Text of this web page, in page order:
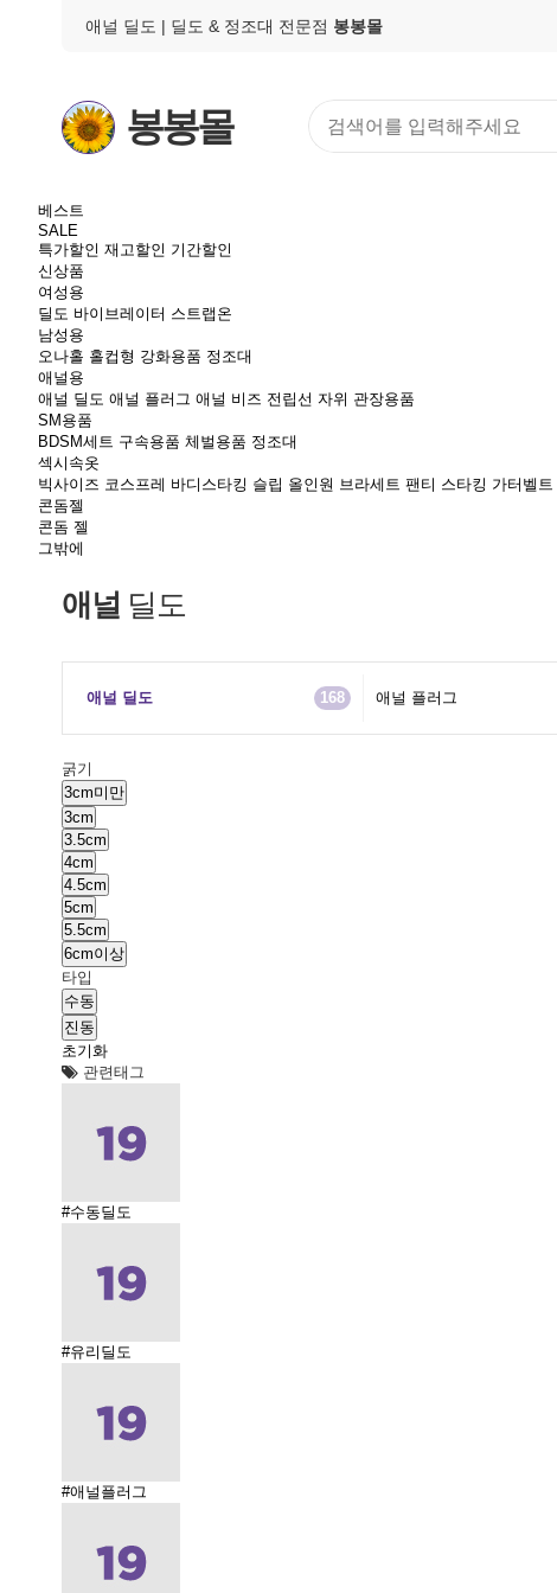
애널 딜도 | 딜도 & 정조대 전문점 봉봉몰
봉봉몰
베스트
SALE
특가할인 재고할인 기간할인
신상품
여성용
딜도 바이브레이터 스트랩온
남성용
오나홀 홀컵형 강화용품 정조대
애널용
애널 딜도 애널 플러그 애널 비즈 전립선 자위 관장용품
SM용품
BDSM세트 구속용품 체벌용품 정조대
섹시속옷
빅사이즈 코스프레 바디스타킹 슬립 올인원 브라세트 팬티 스타킹 가터벨트
콘돔젤
콘돔 젤
그밖에
애널 딜도
애널 딜도 168 애널 플러그
굵기
3cm미만
3cm
3.5cm
4cm
4.5cm
5cm
5.5cm
6cm이상
타입
수동
진동
초기화
관련태그
#수동딜도
#유리딜도
#애널플러그